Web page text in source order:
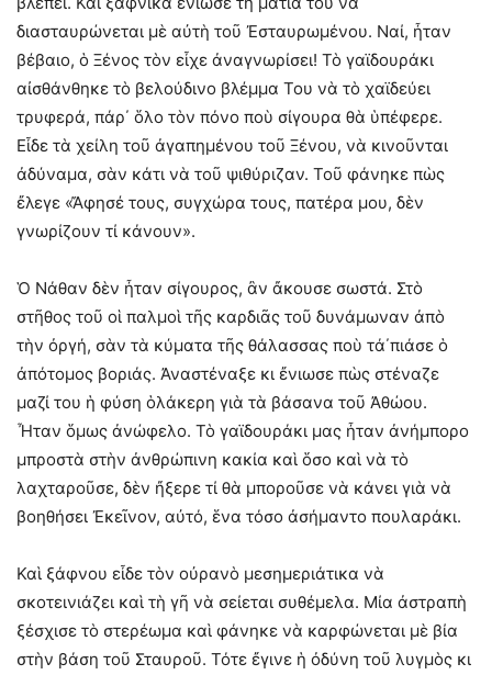
διασταυρώνεται μὲ αὐτὴ τοῦ Ἐσταυρωμένου. Ναί, ἦταν
βέβαιο, ὁ Ξένος τὸν εἶχε ἀναγνωρίσει! Τὸ γαϊδουράκι
αἰσθάνθηκε τὸ βελούδινο βλέμμα Του νὰ τὸ χαϊδεύει
τρυφερά, πάρ΄ ὅλο τὸν πόνο ποὺ σίγουρα θὰ ὑπέφερε.
Εἶδε τὰ χείλη τοῦ ἀγαπημένου τοῦ Ξένου, νὰ κινοῦνται
ἀδύναμα, σὰν κάτι νὰ τοῦ ψιθύριζαν. Τοῦ φάνηκε πὼς
ἔλεγε «Ἄφησέ τους, συγχώρα τους, πατέρα μου, δὲν
γνωρίζουν τί κάνουν».
Ὁ Νάθαν δὲν ἦταν σίγουρος, ἂν ἄκουσε σωστά. Στὸ
στῆθος τοῦ οἱ παλμοὶ τῆς καρδιᾶς τοῦ δυνάμωναν ἀπὸ
τὴν ὀργή, σὰν τὰ κύματα τῆς θάλασσας ποὺ τά΄πιάσε ὁ
ἀπότομος βοριάς. Ἀναστέναξε κι ἔνιωσε πὼς στέναζε
μαζί του ἡ φύση ὁλάκερη γιὰ τὰ βάσανα τοῦ Ἀθώου.
Ἦταν ὅμως ἀνώφελο. Τὸ γαϊδουράκι μας ἦταν ἀνήμπορο
μπροστὰ στὴν ἀνθρώπινη κακία καὶ ὅσο καὶ νὰ τὸ
λαχταροῦσε, δὲν ἤξερε τί θὰ μποροῦσε νὰ κάνει γιὰ νὰ
βοηθήσει Ἐκεῖνον, αὐτό, ἕνα τόσο ἀσήμαντο πουλαράκι.
Καὶ ξάφνου εἶδε τὸν οὐρανὸ μεσημεριάτικα νὰ
σκοτεινιάζει καὶ τὴ γῆ νὰ σείεται συθέμελα. Μία ἀστραπὴ
ξέσχισε τὸ στερέωμα καὶ φάνηκε νὰ καρφώνεται μὲ βία
στὴν βάση τοῦ Σταυροῦ. Τότε ἔγινε ἡ ὀδύνη τοῦ λυγμὸς κι